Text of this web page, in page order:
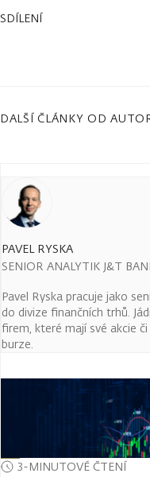
SDÍLENÍ
DALŠÍ ČLÁNKY OD
PAVEL RYSKA
SENIOR ANALYTIK J&T
Pavel Ryska pracuje jako
do divize finančních trhů.
firem, které mají své akcie
burze.
3-MINUTOVÉ ČTENÍ